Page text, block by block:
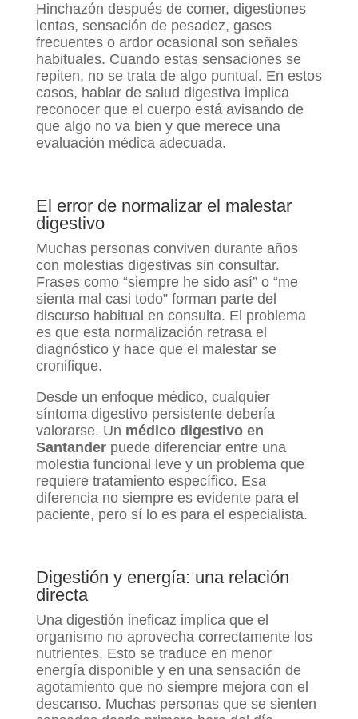
Hinchazón después de comer, digestiones
lentas, sensación de pesadez, gases
frecuentes o ardor ocasional son señales
habituales. Cuando estas sensaciones se
repiten, no se trata de algo puntual. En estos
casos, hablar de salud digestiva implica
reconocer que el cuerpo está avisando de
que algo no va bien y que merece una
evaluación médica adecuada.
El error de normalizar el malestar
digestivo
Muchas personas conviven durante años
con molestias digestivas sin consultar.
Frases como “siempre he sido así” o “me
sienta mal casi todo” forman parte del
discurso habitual en consulta. El problema
es que esta normalización retrasa el
diagnóstico y hace que el malestar se
cronifique.
Desde un enfoque médico, cualquier
síntoma digestivo persistente debería
valorarse. Un médico digestivo en
Santanderpuede diferenciar entre una
molestia funcional leve y un problema que
requiere tratamiento específico. Esa
diferencia no siempre es evidente para el
paciente, pero sí lo es para el especialista.
Digestión y energía: una relación
directa
Una digestión ineficaz implica que el
organismo no aprovecha correctamente los
nutrientes. Esto se traduce en menor
energía disponible y en una sensación de
agotamiento que no siempre mejora con el
descanso. Muchas personas que se sienten